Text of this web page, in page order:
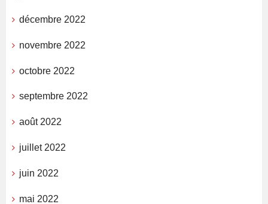
décembre 2022
novembre 2022
octobre 2022
septembre 2022
août 2022
juillet 2022
juin 2022
mai 2022